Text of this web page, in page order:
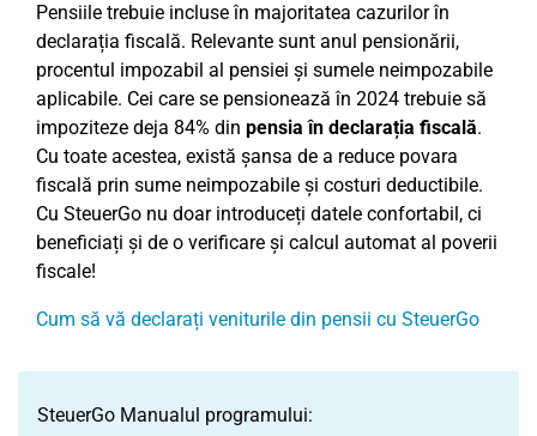
Pensiile trebuie incluse în majoritatea cazurilor în
declarația fiscală. Relevante sunt anul pensionării,
procentul impozabil al pensiei și sumele neimpozabile
aplicabile. Cei care se pensionează în 2024 trebuie să
impoziteze deja 84% din pensia în declarația fiscală.
Cu toate acestea, există șansa de a reduce povara
fiscală prin sume neimpozabile și costuri deductibile.
Cu SteuerGo nu doar introduceți datele confortabil, ci
beneficiați și de o verificare și calcul automat al poverii
fiscale!
Cum să vă declarați veniturile din pensii cu SteuerGo
SteuerGo Manualul programului: